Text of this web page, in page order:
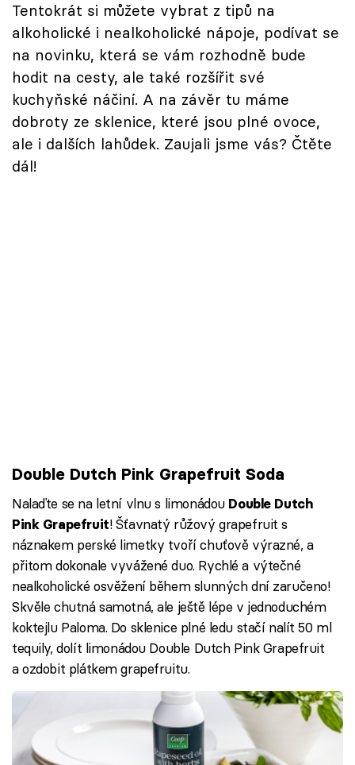
Přihlášení
Sledujte nás
Tentokrát si můžete vybrat z tipů na
alkoholické i nealkoholické nápoje, podívat se
na novinku, která se vám rozhodně bude
hodit na cesty, ale také rozšířit své
kuchyňské náčiní. A na závěr tu máme
dobroty ze sklenice, které jsou plné ovoce,
ale i dalších lahůdek. Zaujali jsme vás? Čtěte
dál!
Double Dutch Pink Grapefruit Soda
Nalaďte se na letní vlnu s limonádou Double Dutch
Pink Grapefruit! Šťavnatý růžový grapefruit s
náznakem perské limetky tvoří chuťově výrazné, a
přitom dokonale vyvážené duo. Rychlé a výtečné
nealkoholické osvěžení během slunných dní zaručeno!
Skvěle chutná samotná, ale ještě lépe v jednoduchém
koktejlu Paloma. Do sklenice plné ledu stačí nalít 50 ml
tequily, dolít limonádou Double Dutch Pink Grapefruit
a ozdobit plátkem grapefruitu.